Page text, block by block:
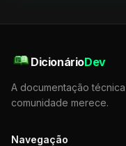
DicionárioDev
A documentação
comunidade merece.
Navegação